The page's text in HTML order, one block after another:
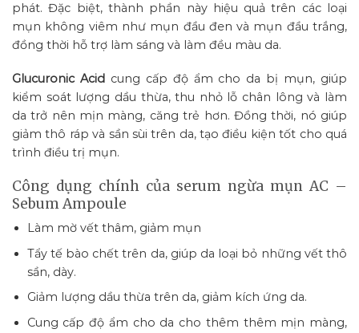
phát. Đặc biệt, thành phần này hiệu quả trên các loại
mụn không viêm như mụn đầu đen và mụn đầu trắng,
đồng thời hỗ trợ làm sáng và làm đều màu da.
Glucuronic Acidcung cấp độ ẩm cho da bị mụn, giúp
kiểm soát lượng dầu thừa, thu nhỏ lỗ chân lông và làm
da trở nên mịn màng, căng trẻ hơn. Đồng thời, nó giúp
giảm thô ráp và sần sùi trên da, tạo điều kiện tốt cho quá
trình điều trị mụn.
Công dụng chính của serum ngừa mụn AC –
Sebum Ampoule
Làm mờ vết thâm, giảm mụn
Tẩy tế bào chết trên da, giúp da loại bỏ những vết thô
sần, dày.
Giảm lượng dầu thừa trên da, giảm kích ứng da.
Cung cấp độ ẩm cho da cho thêm thêm mịn màng,